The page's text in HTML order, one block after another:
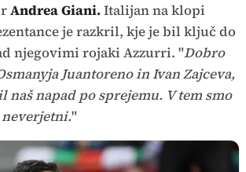
Andrea Giani.Italijan na klopi
je razkril, kje je bil ključ do
njegovimi rojaki Azzurri. "Dobro
Juantoreno in Ivan Zajceva,
naš napad po sprejemu. V tem smo
"